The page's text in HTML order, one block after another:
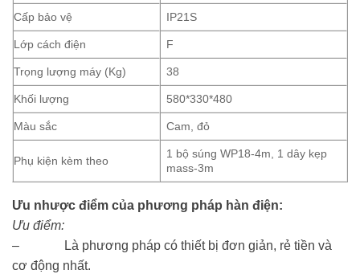
Cấp bảo vệ IP21S
Lớp cách điện F
Trọng lượng máy (Kg) 38
Khối lượng 580*330*480
Màu sắc Cam, đỏ
Phụ kiện kèm theo
1 bộ súng WP18-4m, 1 dây kẹp
mass-3m
Ưu nhược điểm của phương pháp hàn điện:
Ưu điểm:
– Là phương pháp có thiết bị đơn giản, rẻ tiền và
cơ động nhất.